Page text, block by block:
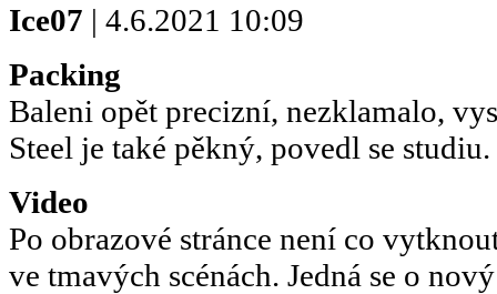
Ice07 | 4.6.2021 10:09
Packing
Baleni opět precizní, nezklamalo,
Steel je také pěkný, povedl se studiu.
Video
Po obrazové stránce není co
ve tmavých scénách. Jedná se o